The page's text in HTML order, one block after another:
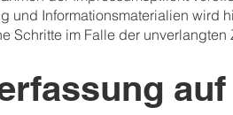
und Informationsmaterialien wird
Schritte im Falle der